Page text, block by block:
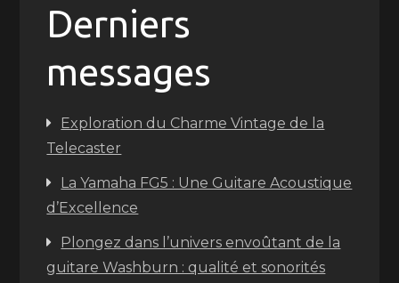
Derniers
messages
Exploration du Charme Vintage de la
Telecaster
La Yamaha FG5 : Une Guitare Acoustique
d’Excellence
Plongez dans l’univers envoûtant de la
guitare Washburn : qualité et sonorités